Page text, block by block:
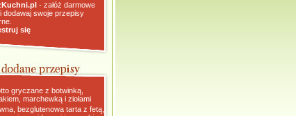
- załóż darmowe
dodawaj swoje przepisy
się
gryczane z botwinką,
marchewką i ziołami
bezglutenowa tarta z fetą,